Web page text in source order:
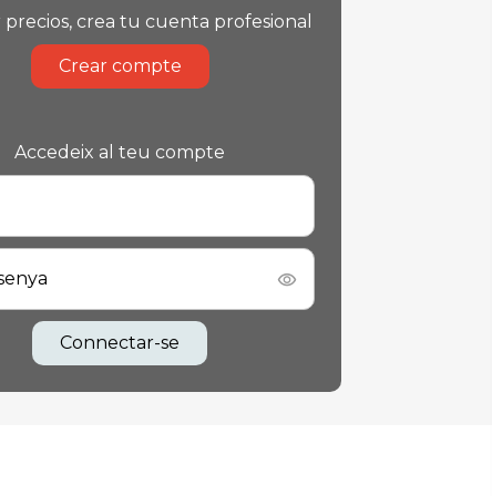
precios, crea tu cuenta profesional
Crear compte
Accedeix al teu compte
Connectar-se